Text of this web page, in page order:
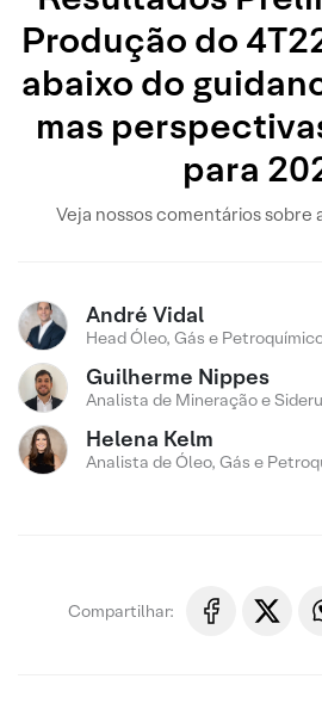
Produção do
abaixo do
mas
para
Veja nossos comentários sobre
André Vidal
Head Óleo, Gás e
Guilherme Nippes
Analista de Mineração e
Helena Kelm
Analista de Óleo, Gás e
Compartilhar: